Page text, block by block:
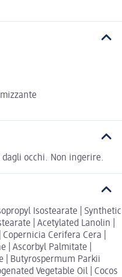
dagli occhi. Non ingerire.
Isostearate | Synthetic
| Acetylated Lanolin |
Cerifera Cera |
| Ascorbyl Palmitate |
| Butyrospermum Parkii
Vegetable Oil | Cocos